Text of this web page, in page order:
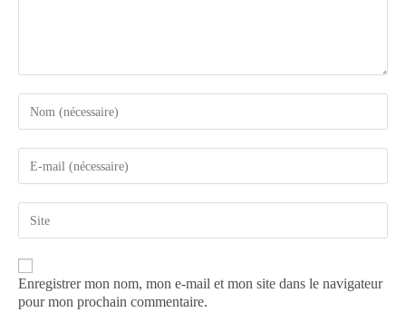
Enregistrer mon nom, mon e-mail et mon site dans le navigateur
pour mon prochain commentaire.